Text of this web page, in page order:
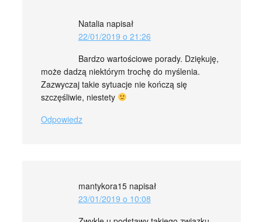
Natalia napisał
22/01/2019 o 21:26
Bardzo wartościowe porady. Dziękuję,
może dadzą niektórym trochę do myślenia.
Zazwyczaj takie sytuacje nie kończą się
szczęśliwie, niestety
Odpowiedz
mantykora15 napisał
23/01/2019 o 10:08